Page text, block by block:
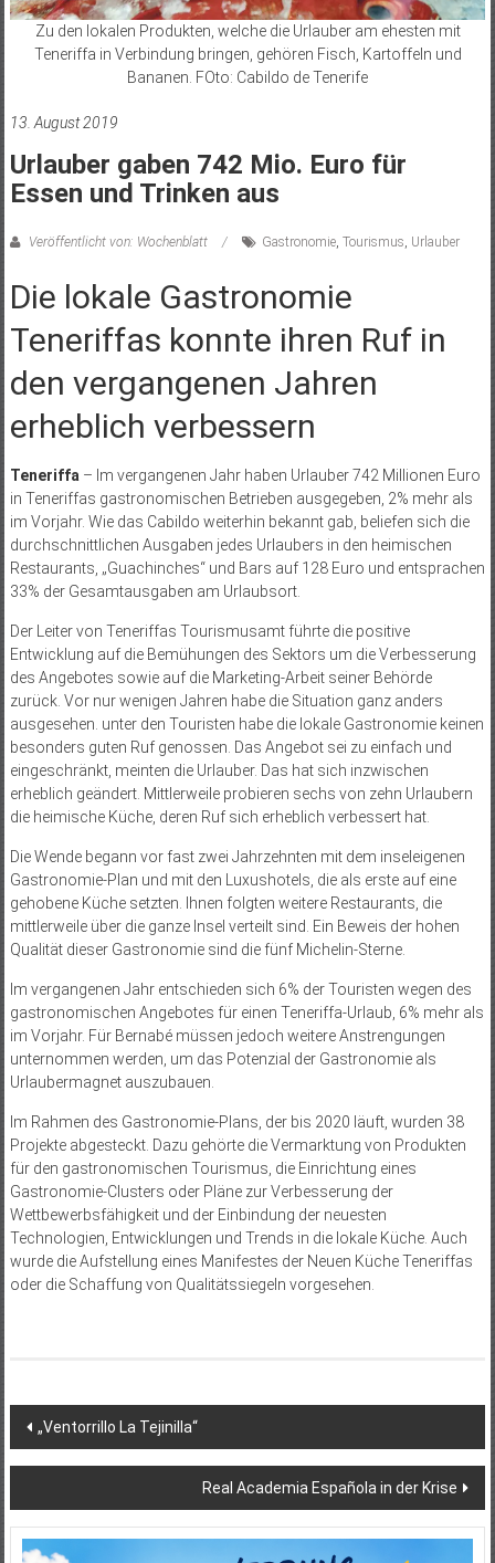
Zu den lokalen Produkten, welche die Urlauber am ehesten mit
Teneriffa in Verbindung bringen, gehören Fisch, Kartoffeln und
Bananen. FOto: Cabildo de Tenerife
13. August 2019
Urlauber gaben 742 Mio. Euro für
Essen und Trinken aus
Veröffentlicht von: Wochenblatt Gastronomie, Tourismus, Urlauber
Die lokale Gastronomie
Teneriffas konnte ihren Ruf in
den vergangenen Jahren
erheblich verbessern
Teneriffa– Im vergangenen Jahr haben Urlauber 742 Millionen Euro
in Teneriffas gastronomischen Betrieben ausgegeben, 2% mehr als
im Vorjahr. Wie das Cabildo weiterhin bekannt gab, beliefen sich die
durchschnittlichen Ausgaben jedes Urlaubers in den heimischen
Restaurants, „Guachinches“ und Bars auf 128 Euro und entsprachen
33% der Gesamtausgaben am Urlaubsort.
Der Leiter von Teneriffas Tourismusamt führte die positive
Entwicklung auf die Bemühungen des Sektors um die Verbesserung
des Angebotes sowie auf die Marketing-Arbeit seiner Behörde
zurück. Vor nur wenigen Jahren habe die Situation ganz anders
ausgesehen. unter den Touristen habe die lokale Gastronomie keinen
besonders guten Ruf genossen. Das Angebot sei zu einfach und
eingeschränkt, meinten die Urlauber. Das hat sich inzwischen
erheblich geändert. Mittlerweile probieren sechs von zehn Urlaubern
die heimische Küche, deren Ruf sich erheblich verbessert hat.
Die Wende begann vor fast zwei Jahrzehnten mit dem inseleigenen
Gastronomie-Plan und mit den Luxushotels, die als erste auf eine
gehobene Küche setzten. Ihnen folgten weitere Restaurants, die
mittlerweile über die ganze Insel verteilt sind. Ein Beweis der hohen
Qualität dieser Gastronomie sind die fünf Michelin-Sterne.
Im vergangenen Jahr entschieden sich 6% der Touristen wegen des
gastronomischen Angebotes für einen Teneriffa-Urlaub, 6% mehr als
im Vorjahr. Für Bernabé müssen jedoch weitere Anstrengungen
unternommen werden, um das Potenzial der Gastronomie als
Urlaubermagnet auszubauen.
Im Rahmen des Gastronomie-Plans, der bis 2020 läuft, wurden 38
Projekte abgesteckt. Dazu gehörte die Vermarktung von Produkten
für den gastronomischen Tourismus, die Einrichtung eines
Gastronomie-Clusters oder Pläne zur Verbesserung der
Wettbewerbsfähigkeit und der Einbindung der neuesten
Technologien, Entwicklungen und Trends in die lokale Küche. Auch
wurde die Aufstellung eines Manifestes der Neuen Küche Teneriffas
oder die Schaffung von Qualitätssiegeln vorgesehen.
Beitragsnavigation
„Ventorrillo La Tejinilla“
Real Academia Española in der Krise